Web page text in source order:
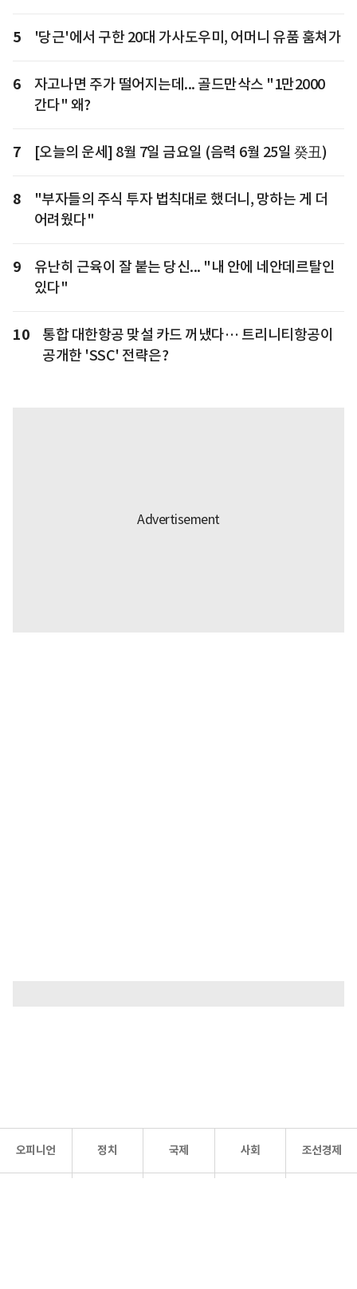
5 '당근'에서 구한 20대 가사도우미, 어머니 유품 훔쳐가
6
자고나면 주가 떨어지는데... 골드만삭스 "1만2000
간다" 왜?
7 [오늘의 운세] 8월 7일 금요일 (음력 6월 25일 癸丑)
8
"부자들의 주식 투자 법칙대로 했더니, 망하는 게 더
어려웠다"
9
유난히 근육이 잘 붙는 당신... "내 안에 네안데르탈인
있다"
10
통합 대한항공 맞설 카드 꺼냈다… 트리니티항공이
공개한 'SSC' 전략은?
오피니언 정치 국제 사회 조선경제